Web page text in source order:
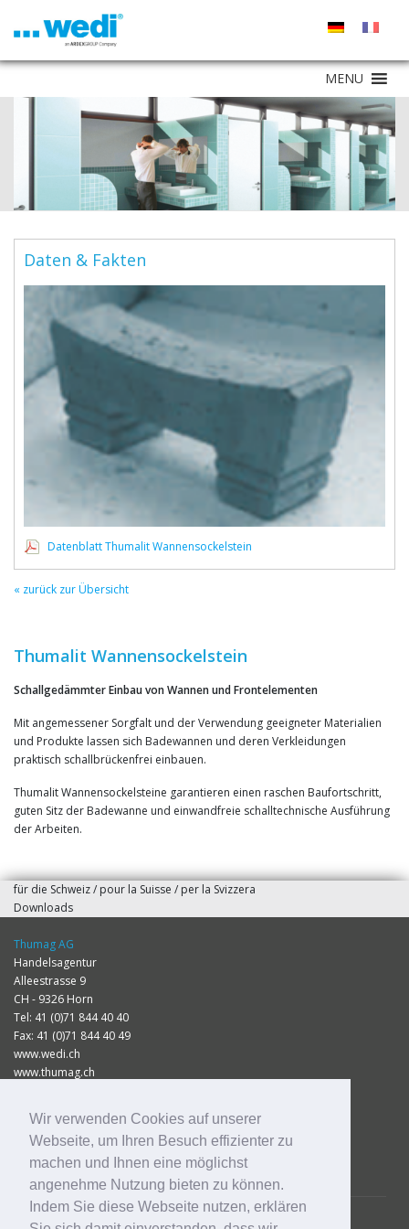
Wir verwenden Cookies auf unserer
Webseite, um Ihren Besuch effizienter zu
machen und Ihnen eine möglichst
angenehme Nutzung bieten zu können.
Indem Sie diese Webseite nutzen, erklären
MENU
Daten & Fakten
Datenblatt Thumalit Wannensockelstein
« zurück zur Übersicht
Thumalit Wannensockelstein
Schallgedämmter Einbau von Wannen und Frontelementen
Mit angemessener Sorgfalt und der Verwendung geeigneter Materialien
und Produkte lassen sich Badewannen und deren Verkleidungen
praktisch schallbrückenfrei einbauen.
Thumalit Wannensockelsteine garantieren einen raschen Baufortschritt,
guten Sitz der Badewanne und einwandfreie schalltechnische Ausführung
der Arbeiten.
für die Schweiz / pour la Suisse / per la Svizzera
Downloads
Thumag AG
Handelsagentur
Alleestrasse 9
CH - 9326 Horn
Tel: 41 (0)71 844 40 40
Fax: 41 (0)71 844 40 49
www.wedi.ch
www.thumag.ch
Impressum
Datenschutz
Preisliste 2026